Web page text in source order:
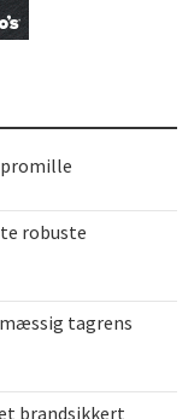
robuste
tagrens
brandsikkert